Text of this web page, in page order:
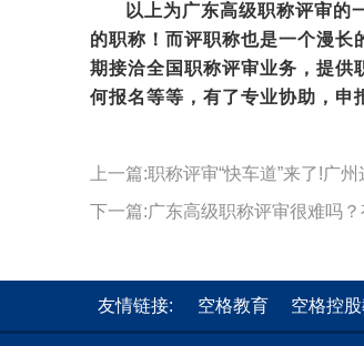
以上为广东高级职称评审的
的职称！而评职称也是一个漫长
期接洽全国职称评审业务，提供
何报名等等，有了专业协助，申
上一篇:职称评审“快车道”来了!广
下一篇:广东高级职称评审很难吗？
友情链接: 空格教育 空格控